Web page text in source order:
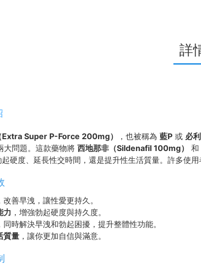
詳
Extra Super P-Force 200mg） ，也被稱為 藍P 或 必
大問題。這款藥物將 西地那非（Sildenafil 100mg） 和
硬度、延長性交時間，還是提升性生活質量。許多使
改善早洩，讓性愛更持久。
力 ，增強勃起硬度與持久度。
同時解決早洩和勃起困擾，提升整體性功能。
質量 ，讓你更加自信與滿意。